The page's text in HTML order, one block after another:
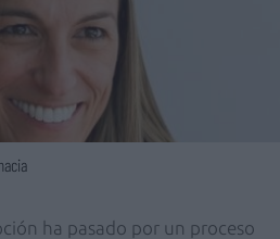
ha pasado por un proceso